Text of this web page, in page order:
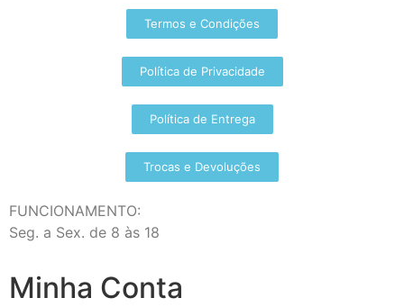
Termos e Condições
Política de Privacidade
Política de Entrega
Trocas e Devoluções
FUNCIONAMENTO:
Seg. a Sex. de 8 às 18
Minha Conta